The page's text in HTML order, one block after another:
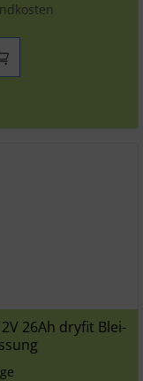
26Ah dryfit Blei-